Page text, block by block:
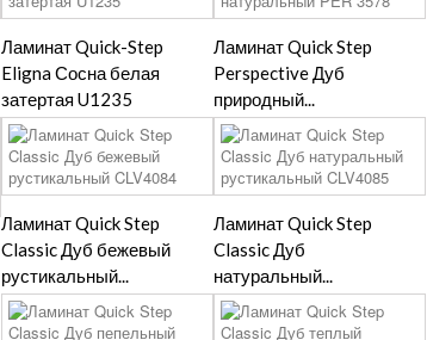
Ламинат Quick-Step
Eligna Сосна белая
затертая U1235
Ламинат Quick Step
Perspective Дуб
природный...
Ламинат Quick Step
Classic Дуб бежевый
рустикальный...
Ламинат Quick Step
Classic Дуб
натуральный...